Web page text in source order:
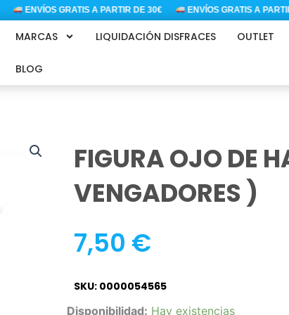
ENVÍOS GRATIS A PARTIR DE 30€ ENVÍOS GRATIS A PARTIR
MARCAS LIQUIDACIÓN DISFRACES OUTLET
BLOG
FIGURA OJO DE
VENGADORES )
7,50 €
SKU: 0000054565
Disponibilidad: Hay existencias
FIGURA